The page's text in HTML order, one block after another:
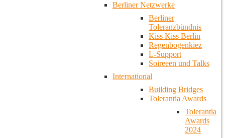
Berliner Netzwerke
Berliner
Toleranzbündnis
Kiss Kiss Berlin
Regenbogenkiez
L-Support
Soireeen und Talks
International
Building Bridges
Tolerantia Awards
Tolerantia
Awards
2024